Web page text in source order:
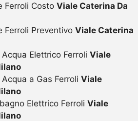
Ferroli Costo Viale Caterina Da
Ferroli Preventivo Viale Caterina
Elettrico Ferroli Viale
a Gas Ferroli Viale
Elettrico Ferroli Viale